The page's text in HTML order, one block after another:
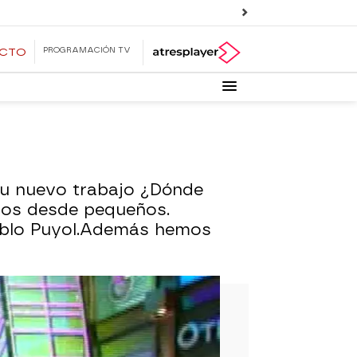
PROGRAMACIÓN TV
nuevo trabajo ¿Dónde
desde pequeños.
Puyol.Además hemos